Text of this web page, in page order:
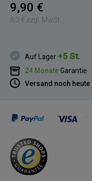
9,90 €
8,3 € zzgl. MwSt.
Auf Lager +5 St.
24 MonateGarantie
Versand noch heute